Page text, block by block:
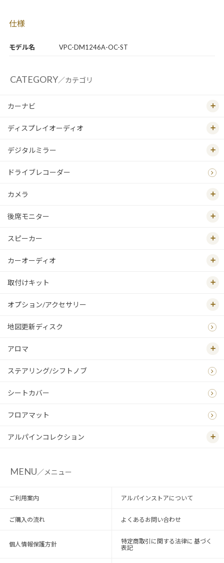
モデル名 VPC-DM1246A-OC-ST
仕様
CATEGORY／カテゴリ
カーナビ
ディスプレイオーディオ
デジタルミラー
ドライブレコーダー
カメラ
後席モニター
スピーカー
カーオーディオ
取付けキット
オプション/アクセサリー
地図更新ディスク
アロマ
ステアリング/シフトノブ
シートカバー
フロアマット
アルパインコレクション
MENU／メニュー
ご利用案内 アルパインストアについて
ご購入の流れ よくあるお問い合わせ
個人情報保護方針
特定商取引に関する法律に 基づく
表記